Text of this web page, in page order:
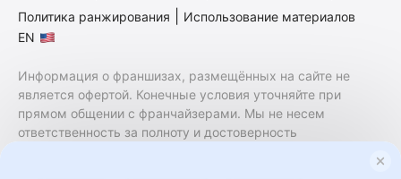
Политика ранжирования
Использование материалов
EN
Информация о франшизах, размещённых на сайте не
является офертой. Конечные условия уточняйте при
прямом общении с франчайзерами. Мы не несем
ответственность за полноту и достоверность